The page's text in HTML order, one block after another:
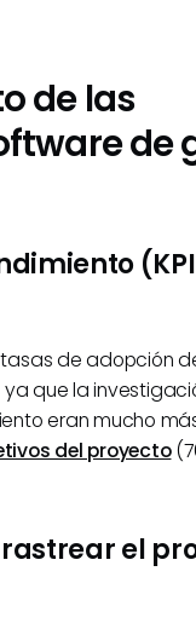
de las
de
tasas de adopción
que la
eran mucho
del proyecto
el